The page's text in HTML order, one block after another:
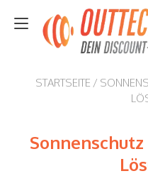
Navigation
umschalten
STARTSEITE /